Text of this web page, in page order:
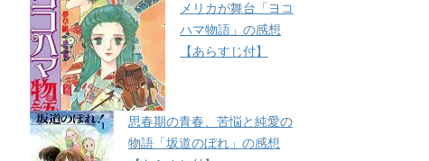
メリカが舞台「ヨコ
ハマ物語」の感想
【あらすじ付】
思春期の青春、苦悩と純愛の
物語「坂道のぼれ」の感想